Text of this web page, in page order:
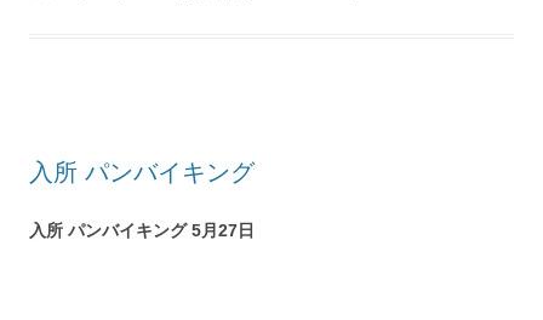
入所 パンバイキング
入所 パンバイキング 5月27日